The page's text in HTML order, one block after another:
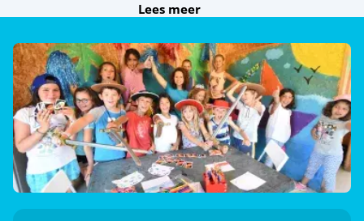
Speel samen
Beachvolleybalveld
Afleiding voor de kids
Speeltuin
Lees meer